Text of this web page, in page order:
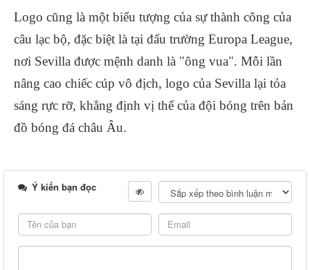
Logo cũng là một biểu tượng của sự thành công của
câu lạc bộ, đặc biệt là tại đấu trường Europa League,
nơi Sevilla được mệnh danh là "ông vua". Mỗi lần
nâng cao chiếc cúp vô địch, logo của Sevilla lại tỏa
sáng rực rỡ, khẳng định vị thế của đội bóng trên bản
đồ bóng đá châu Âu.
Ý kiến bạn đọc